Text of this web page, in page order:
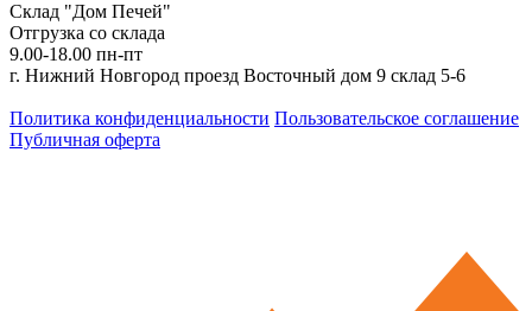
Склад "Дом Печей"
Отгрузка со склада
9.00-18.00 пн-пт
г. Нижний Новгород проезд Восточный дом 9 склад 5-6
Политика конфиденциальности Пользовательское соглашение
Публичная оферта